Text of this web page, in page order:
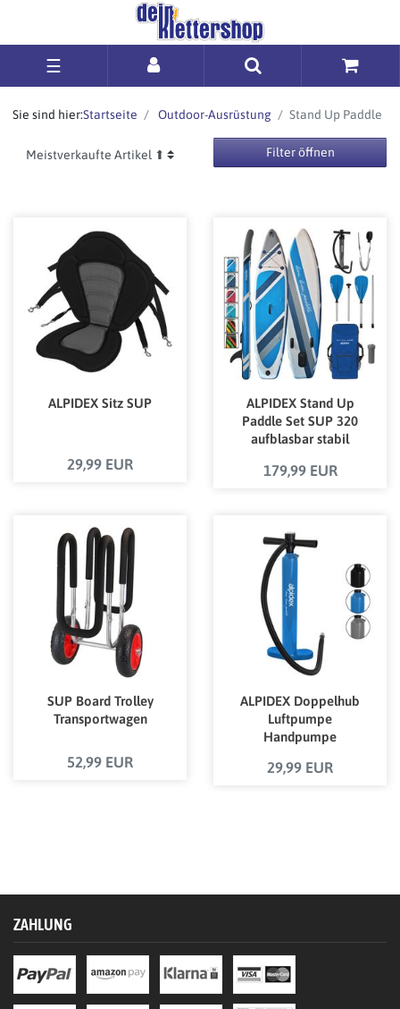
☰
Sie sind hier:Startseite Outdoor-Ausrüstung Stand Up Paddle
Filter öffnen
ALPIDEX Sitz SUP
29,99 EUR
ALPIDEX Stand Up
Paddle Set SUP 320
aufblasbar stabil
max. belastbar bis 200
179,99 EUR
SUP Board Trolley
Transportwagen
52,99 EUR
ALPIDEX Doppelhub
Luftpumpe
Handpumpe
29,99 EUR
ZAHLUNG